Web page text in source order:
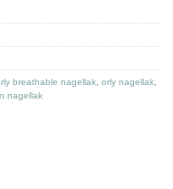
breathable nagellak orly nagellak
nagellak